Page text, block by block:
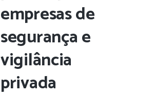
empresas de
segurança e
vigilância
privada